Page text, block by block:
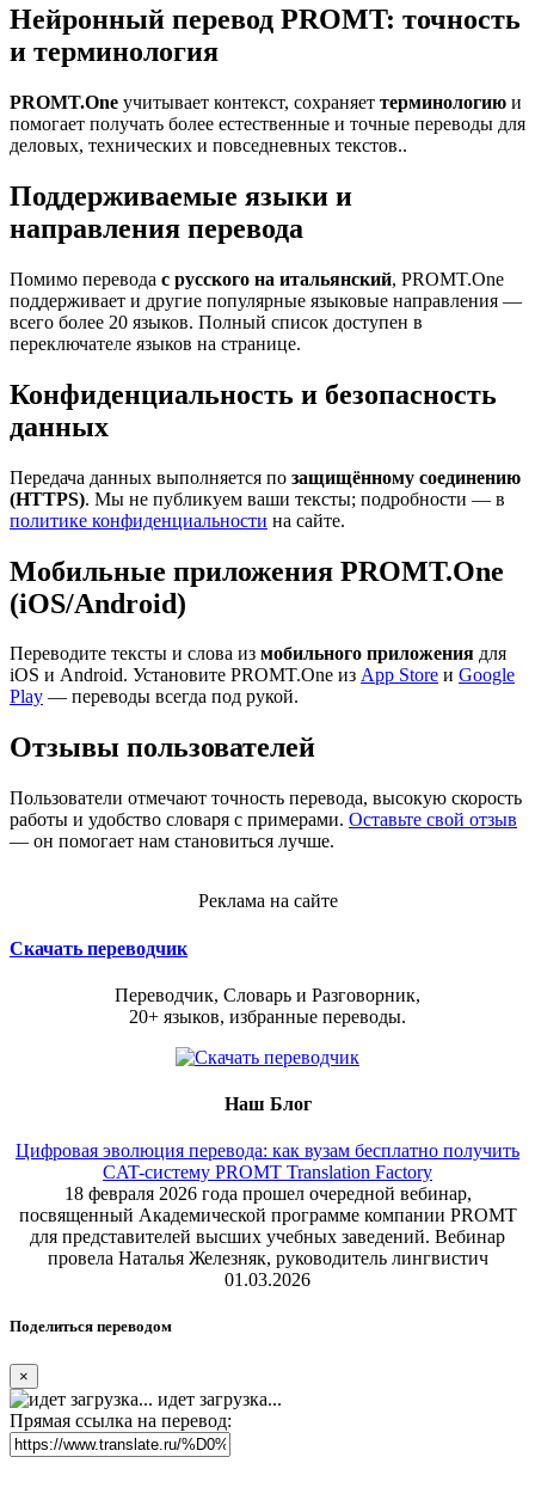
Нейронный перевод PROMT: точность
и терминология
PROMT.One учитывает контекст, сохраняет терминологию и
помогает получать более естественные и точные переводы для
деловых, технических и повседневных текстов..
Поддерживаемые языки и
направления перевода
Помимо перевода с русского на итальянский, PROMT.One
поддерживает и другие популярные языковые направления —
всего более 20 языков. Полный список доступен в
переключателе языков на странице.
Конфиденциальность и безопасность
данных
Передача данных выполняется по защищённому соединению
(HTTPS). Мы не публикуем ваши тексты; подробности — в
политике конфиденциальности на сайте.
Мобильные приложения PROMT.One
(iOS/Android)
Переводите тексты и слова из мобильного приложения для
iOS и Android. Установите PROMT.One из App Store и Google
Play — переводы всегда под рукой.
Отзывы пользователей
Пользователи отмечают точность перевода, высокую скорость
работы и удобство словаря с примерами. Оставьте свой отзыв
— он помогает нам становиться лучше.
Реклама на сайте
Скачать переводчик
Переводчик, Словарь и Разговорник,
20+ языков, избранные переводы.
Наш Блог
Цифровая эволюция перевода: как вузам бесплатно получить
CAT-систему PROMT Translation Factory
18 февраля 2026 года прошел очередной вебинар,
посвященный Академической программе компании PROMT
для представителей высших учебных заведений. Вебинар
провела Наталья Железняк, руководитель лингвистич
01.03.2026
Поделиться переводом
×
идет загрузка...
Прямая ссылка на перевод: